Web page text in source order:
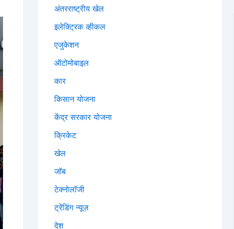
अंतरराष्ट्रीय खेल
इलेक्ट्रिक व्हीकल
एजुकेशन
ऑटोमोबाइल
कार
किसान योजना
केंद्र सरकार योजना
क्रिकेट
खेल
जॉब
टेक्नोलॉजी
ट्रेंडिंग न्यूज़
देश